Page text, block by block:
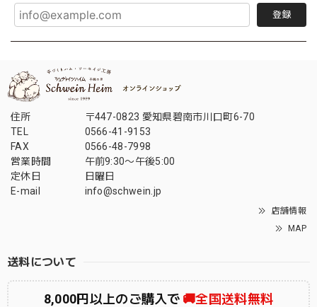
登録
住所
〒447-0823 愛知県碧南市川口町6-70
TEL
0566-41-9153
FAX
0566-48-7998
営業時間
午前9:30〜午後5:00
定休日
日曜日
E-mail
info@schwein.jp
店舗情報
MAP
送料について
8,000円以上のご購入で 🚚全国送料無料